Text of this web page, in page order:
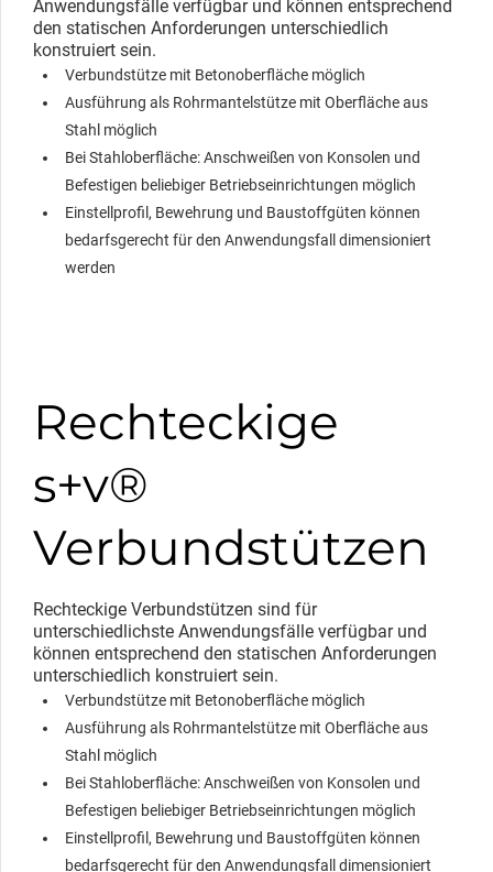
Anwendungsfälle verfügbar und können entsprechend
den statischen Anforderungen unterschiedlich
konstruiert sein.
Verbundstütze mit Betonoberfläche möglich
Ausführung als Rohrmantelstütze mit Oberfläche aus
Stahl möglich
Bei Stahloberfläche: Anschweißen von Konsolen und
Befestigen beliebiger Betriebseinrichtungen möglich
Einstellprofil, Bewehrung und Baustoffgüten können
bedarfsgerecht für den Anwendungsfall dimensioniert
werden
Rechteckige
s+v®
Verbundstützen
Rechteckige Verbundstützen sind für
unterschiedlichste Anwendungsfälle verfügbar und
können entsprechend den statischen Anforderungen
unterschiedlich konstruiert sein.
Verbundstütze mit Betonoberfläche möglich
Ausführung als Rohrmantelstütze mit Oberfläche aus
Stahl möglich
Bei Stahloberfläche: Anschweißen von Konsolen und
Befestigen beliebiger Betriebseinrichtungen möglich
Einstellprofil, Bewehrung und Baustoffgüten können
bedarfsgerecht für den Anwendungsfall dimensioniert